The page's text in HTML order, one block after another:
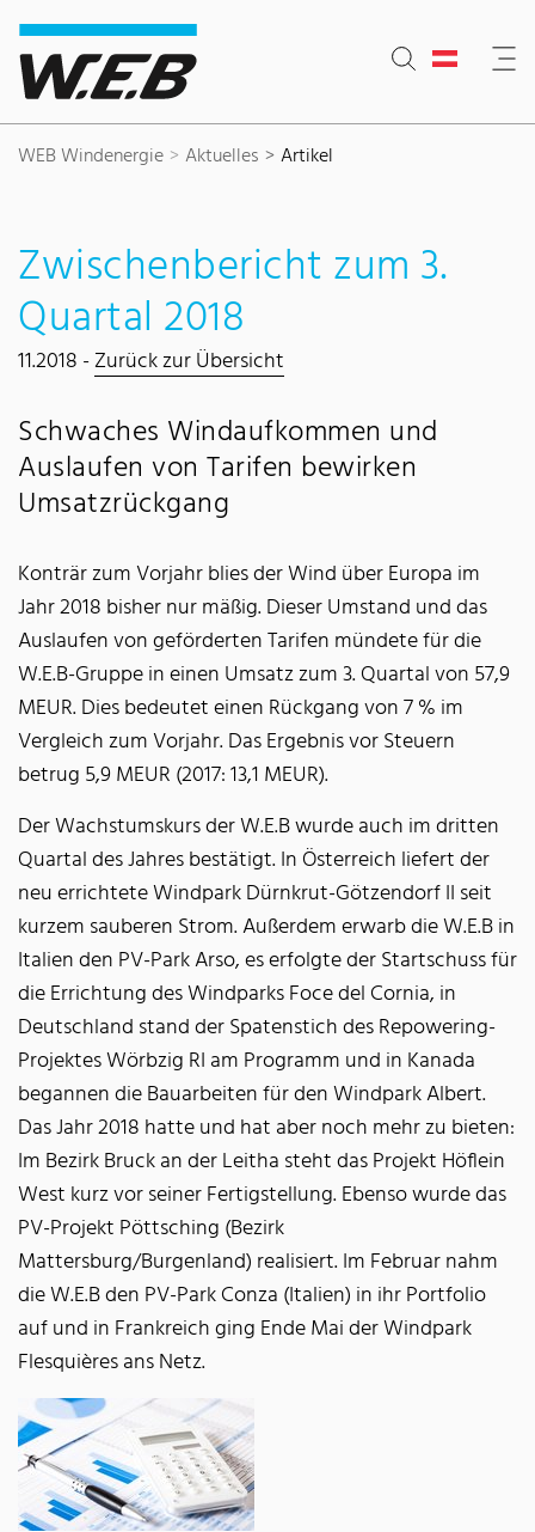
Inhaltsbereich
Suche
Hauptnavigation
Kontakt
Footer
WEB Windenergie Aktuelles Artikel
Zwischenbericht zum 3.
Quartal 2018
11.2018 -Zurück zur Übersicht
Schwaches Windaufkommen und
Auslaufen von Tarifen bewirken
Umsatzrückgang
Konträr zum Vorjahr blies der Wind über Europa im
Jahr 2018 bisher nur mäßig. Dieser Umstand und das
Auslaufen von geförderten Tarifen mündete für die
W.E.B-Gruppe in einen Umsatz zum 3. Quartal von 57,9
MEUR. Dies bedeutet einen Rückgang von 7 % im
Vergleich zum Vorjahr. Das Ergebnis vor Steuern
betrug 5,9 MEUR (2017: 13,1 MEUR).
Der Wachstumskurs der W.E.B wurde auch im dritten
Quartal des Jahres bestätigt. In Österreich liefert der
neu errichtete Windpark Dürnkrut-Götzendorf II seit
kurzem sauberen Strom. Außerdem erwarb die W.E.B in
Italien den PV-Park Arso, es erfolgte der Startschuss für
die Errichtung des Windparks Foce del Cornia, in
Deutschland stand der Spatenstich des Repowering-
Projektes Wörbzig RI am Programm und in Kanada
begannen die Bauarbeiten für den Windpark Albert.
Das Jahr 2018 hatte und hat aber noch mehr zu bieten:
Im Bezirk Bruck an der Leitha steht das Projekt Höflein
West kurz vor seiner Fertigstellung. Ebenso wurde das
PV-Projekt Pöttsching (Bezirk
Mattersburg/Burgenland) realisiert. Im Februar nahm
die W.E.B den PV-Park Conza (Italien) in ihr Portfolio
auf und in Frankreich ging Ende Mai der Windpark
Flesquières ans Netz.